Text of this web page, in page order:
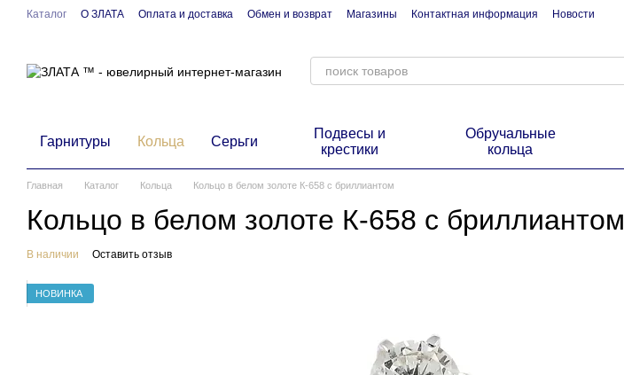
Перейти к основному контенту
Каталог О ЗЛАТА Оплата и доставка Обмен и возврат Магазины Контактная информация Новости
Гарнитуры Кольца Серьги
Подвесы и
крестики
Обручальные
кольца
Главная Каталог Кольца Кольцо в белом золоте К-658 с бриллиантом
Кольцо в белом золоте К-658 с бриллиантом
В наличии Оставить отзыв
НОВИНКА